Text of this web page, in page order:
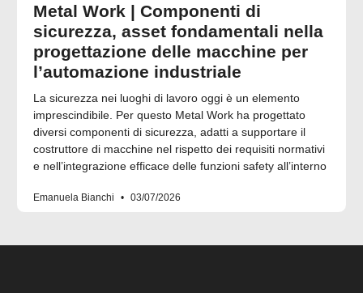
Metal Work | Componenti di
sicurezza, asset fondamentali nella
progettazione delle macchine per
l’automazione industriale
La sicurezza nei luoghi di lavoro oggi è un elemento
imprescindibile. Per questo Metal Work ha progettato
diversi componenti di sicurezza, adatti a supportare il
costruttore di macchine nel rispetto dei requisiti normativi
e nell’integrazione efficace delle funzioni safety all’interno
Emanuela Bianchi 03/07/2026